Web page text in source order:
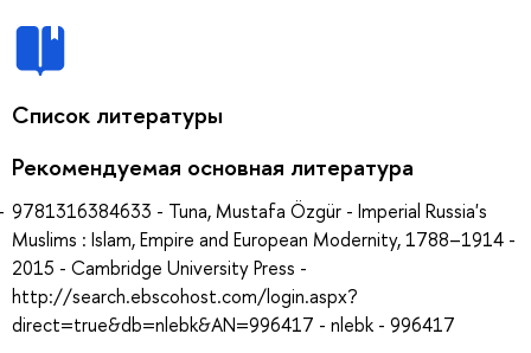
Список литературы
Рекомендуемая основная литература
9781316384633 - Tuna, Mustafa Özgür - Imperial Russia's
Muslims : Islam, Empire and European Modernity, 1788–1914 -
2015 - Cambridge University Press -
http://search.ebscohost.com/login.aspx?
direct=true&db=nlebk&AN=996417 - nlebk - 996417